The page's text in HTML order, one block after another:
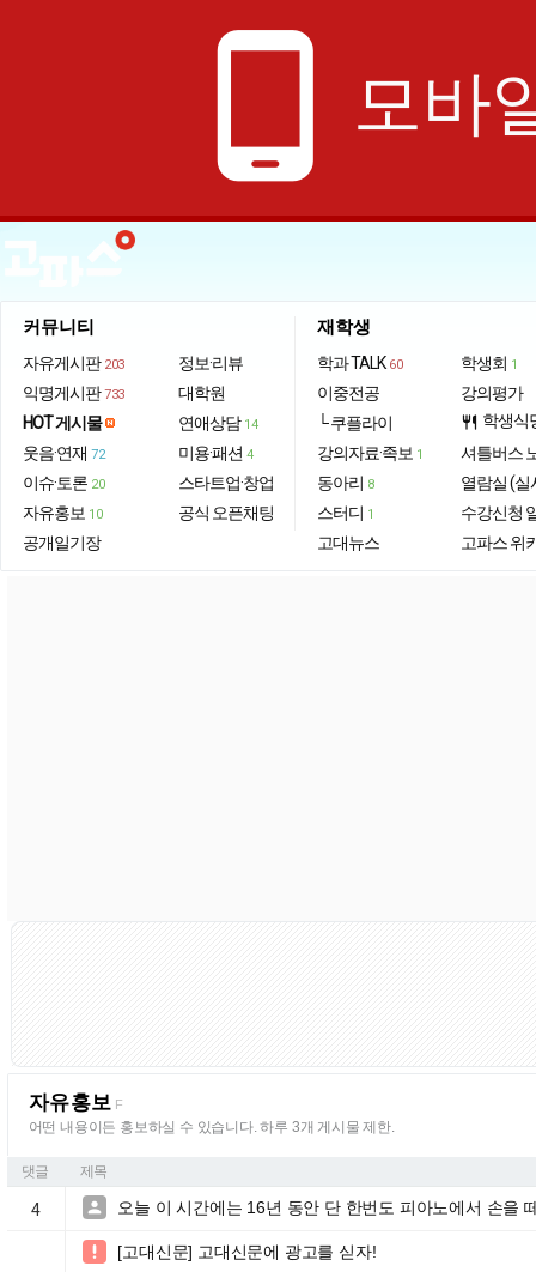
phone_android 모바
커뮤니티
자유게시판 203
익명게시판 733
HOT 게시물
웃음·연재 72
이슈·토론 20
자유홍보 10
공개일기장
정보·리뷰
대학원
연애상담 14
미용·패션 4
스타트업·창업
공식 오픈채팅
재학생
학과 TALK 60
이중전공
└ 쿠플라이
강의자료·족보 1
동아리 8
스터디 1
고대뉴스
학생회 1
강의평가
restaurant 학생식
셔틀버스
열람실 (실
수강신청
고파스 위
자유홍보 F
어떤 내용이든 홍보하실 수 있습니다. 하루 3개 게시물 제한.
댓글 제목
4  오늘 이 시간에는 16년 동안 단 한번도 피아노에서 손을
 [고대신문] 고대신문에 광고를 싣자!